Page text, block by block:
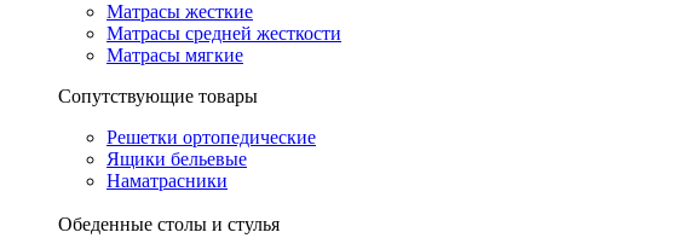
Матрасы жесткие
Матрасы средней жесткости
Матрасы мягкие
Сопутствующие товары
Решетки ортопедические
Ящики бельевые
Наматрасники
Обеденные столы и стулья